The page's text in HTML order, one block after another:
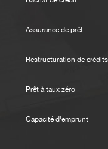
Assurance de prêt
Restructuration de crédits
Prêt à taux zéro
Capacité d'emprunt